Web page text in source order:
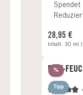
Spendet
Inhalt: 30 ml
28,95 €
%Rabatt
Tipp
FETT-